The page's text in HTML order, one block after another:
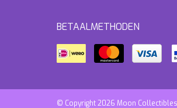
BETAALMETHODEN
© Copyright 2026 Moon